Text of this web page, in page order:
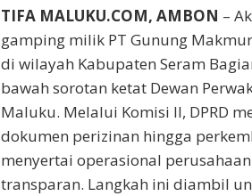
TIFA MALUKU.COM, AMBON –
gamping milik PT Gunung
di wilayah Kabupaten Seram
bawah sorotan ketat Dewan
Maluku. Melalui Komisi II, DPRD
dokumen perizinan hingga
menyertai operasional
transparan. Langkah ini diambil